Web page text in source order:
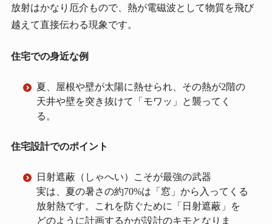
放射はかなり厄介もので、熱が電磁波として物質を飛び
越えて直接伝わる現象です。
住宅での身近な例
夏、屋根や壁が太陽に熱せられ、その熱が2階の
天井や壁を突き抜けて「モワッ」と襲ってく
る。
住宅設計でのポイント
日射遮蔽（しゃへい）こそが最強の武器
実は、夏の暑さの約70%は「窓」から入ってくる
放射熱です。これを防ぐために「日射遮蔽」を
どのように計画するかが設計のキモとなりま